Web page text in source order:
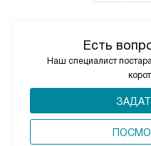
Есть
Наш специалист